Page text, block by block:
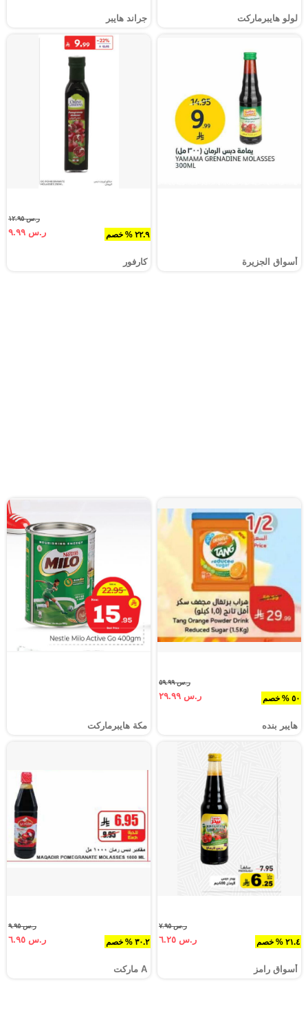
لولو هايبرماركت جراند هايبر
أسواق الجزيرة
٢٢.٩ % خصم
ر.س ١٢.٩٥
ر.س ٩.٩٩
كارفور
٥٠ % خصم
ر.س ٥٩.٩٩
ر.س ٢٩.٩٩
هايبر بنده مكة هايبرماركت
٢١.٤ % خصم
ر.س ٧.٩٥
ر.س ٦.٢٥
أسواق رامز
٣٠.٢ % خصم
ر.س ٩.٩٥
ر.س ٦.٩٥
A ماركت